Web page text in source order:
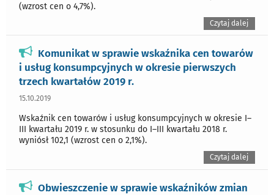
(wzrost cen o 4,7%).
Czytaj dalej
Komunikat w sprawie wskaźnika cen towarów
i usług konsumpcyjnych w okresie pierwszych
trzech kwartałów 2019 r.
15.10.2019
Wskaźnik cen towarów i usług konsumpcyjnych w okresie I–
III kwartału 2019 r. w stosunku do I–III kwartału 2018 r.
wyniósł 102,1 (wzrost cen o 2,1%).
Czytaj dalej
Obwieszczenie w sprawie wskaźników zmian